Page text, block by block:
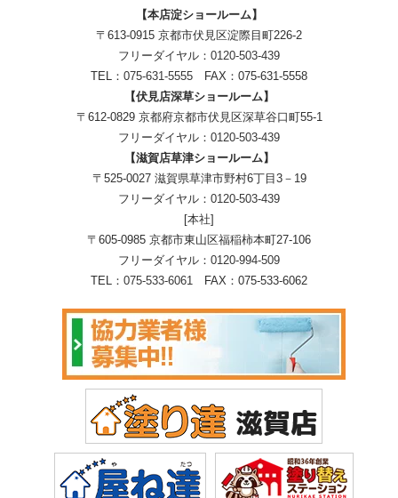
【本店淀ショールーム】
〒613-0915 京都市伏見区淀際目町226-2
フリーダイヤル： 0120-503-439
TEL： 075-631-5555 FAX：075-631-5558
【伏見店深草ショールーム】
〒612-0829 京都府京都市伏見区深草谷口町55-1
フリーダイヤル： 0120-503-439
【滋賀店草津ショールーム】
〒525-0027 滋賀県草津市野村6丁目3－19
フリーダイヤル： 0120-503-439
[本社]
〒605-0985 京都市東山区福稲柿本町27-106
フリーダイヤル： 0120-994-509
TEL： 075-533-6061 FAX：075-533-6062